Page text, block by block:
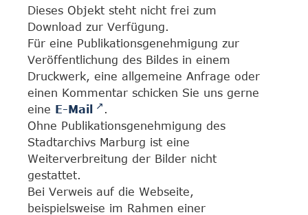
Dieses Objekt steht nicht frei zum
Download zur Verfügung.
Für eine Publikationsgenehmigung zur
Veröffentlichung des Bildes in einem
Druckwerk, eine allgemeine Anfrage oder
einen Kommentar schicken Sie uns gerne
eine E-Mail
.
Ohne Publikationsgenehmigung des
Stadtarchivs Marburg ist eine
Weiterverbreitung der Bilder nicht
gestattet.
Bei Verweis auf die Webseite,
beispielsweise im Rahmen einer